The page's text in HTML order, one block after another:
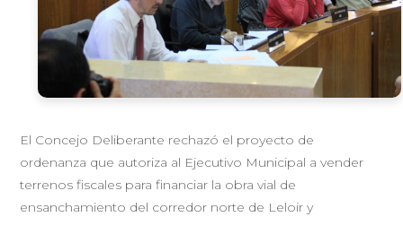
El Concejo Deliberante rechazó el proyecto de
ordenanza que autoriza al Ejecutivo Municipal a vender
terrenos fiscales para financiar la obra vial de
ensanchamiento del corredor norte de Leloir y